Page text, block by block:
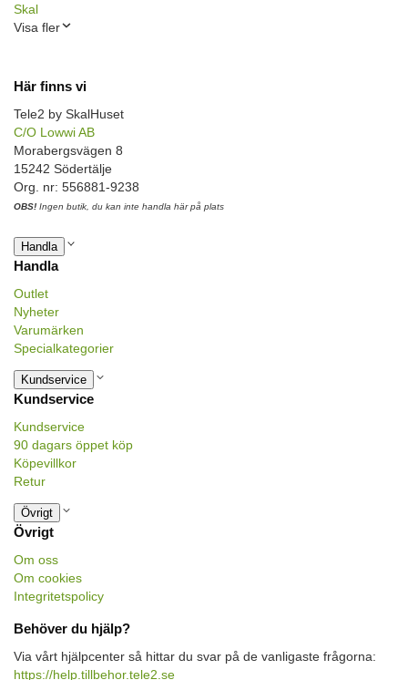
Skal
Visa fler
Här finns vi
Tele2 by SkalHuset
C/O Lowwi AB
Morabergsvägen 8
15242 Södertälje
Org. nr: 556881-9238
OBS! Ingen butik, du kan inte handla här på plats
Handla
Handla
Outlet
Nyheter
Varumärken
Specialkategorier
Kundservice
Kundservice
Kundservice
90 dagars öppet köp
Köpevillkor
Retur
Övrigt
Övrigt
Om oss
Om cookies
Integritetspolicy
Behöver du hjälp?
Via vårt hjälpcenter så hittar du svar på de vanligaste frågorna:
https://help.tillbehor.tele2.se